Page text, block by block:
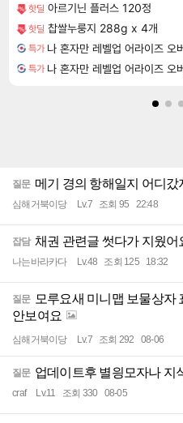
핫딜 아르기닌 플러스 120정
핫딜 찹쌀누룽지 288g x 4개
특가
특가
질문 메기 경의 항해일지 어디갔
심해거북이당 Lv.7 조회 95 22:48
잡담 채권 관련글 썻다가 지웠어
나는바라카다 Lv.48 조회 125 18:32
질문
모루요새 미니맵 보물상자
안보여요
심해거북이당 Lv.7 조회 292 08-06
질문 업데이트후 별읭모자나 지
craf Lv.11 조회 330 08-05